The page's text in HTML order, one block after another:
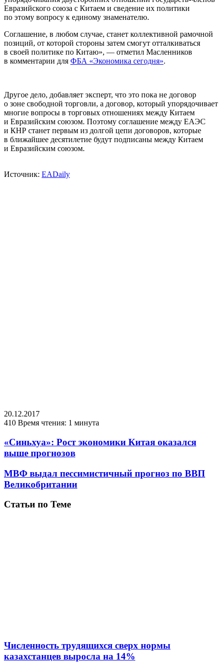
Евразийского союза с Китаем и сведение их политики
по этому вопросу к единому знаменателю.
Соглашение, в любом случае, станет коллективной рамочной
позиций, от которой стороны затем смогут отталкиваться
в своей политике по Китаю», — отметил Масленников
в комментарии для ФБА «Экономика сегодня».
Другое дело, добавляет эксперт, что это пока не договор
о зоне свободной торговли, а договор, который упорядочивает
многие вопросы в торговых отношениях между Китаем
и Евразийским союзом. Поэтому соглашение между ЕАЭС
и КНР станет первым из долгой цепи договоров, которые
в ближайшее десятилетие будут подписаны между Китаем
и Евразийским союзом.
Источник: EADaily
20.12.2017
410 Время чтения: 1 минута
«Синьхуа»: Рост экономики Китая оказался
выше прогнозов
МВФ выдал пессимистичный прогноз по ВВП
Великобритании
Статьи по Теме
Численность трудящихся сверх нормы
казахстанцев выросла на 14%